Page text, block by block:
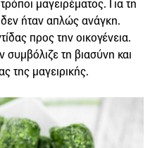
μαγειρέματος. Για τη
ήταν απλώς ανάγκη.
προς την οικογένεια.
τη βιασύνη και
της μαγειρικής.